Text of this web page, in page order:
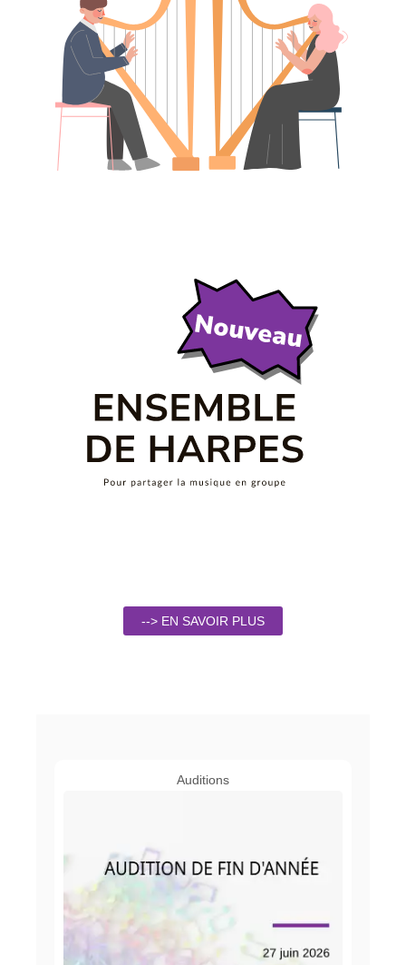
--> EN SAVOIR PLUS
Auditions